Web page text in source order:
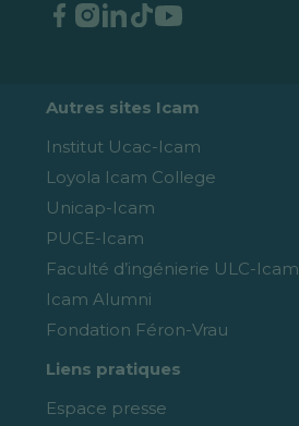
Autres sites Icam
Institut Ucac-Icam
Loyola Icam College
Unicap-Icam
PUCE-Icam
Faculté d’ingénierie ULC-Icam
Icam Alumni
Fondation Féron-Vrau
Liens pratiques
Espace presse